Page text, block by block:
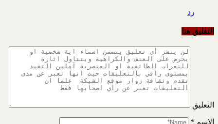
رد
التعليق هنا
التعليق
الاسم *